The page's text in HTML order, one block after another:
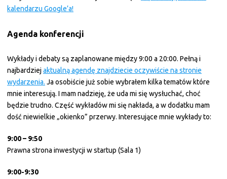
kalendarzu Google’a!
Agenda konferencji
Wykłady i debaty są zaplanowane między 9:00 a 20:00. Pełną i
najbardziejaktualną agendę znajdziecie oczywiście na stronie
wydarzenia. Ja osobiście już sobie wybrałem kilka tematów które
mnie interesują. I mam nadzieję, że uda mi się wysłuchać, choć
będzie trudno. Część wykładów mi się nakłada, a w dodatku mam
dość niewielkie „okienko” przerwy. Interesujące mnie wykłady to:
9:00 – 9:50
Prawna strona inwestycji w startup (Sala 1)
9:00-9:30